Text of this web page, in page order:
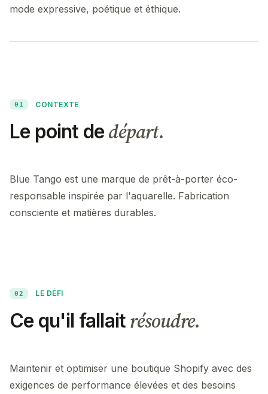
mode expressive, poétique et éthique.
01 CONTEXTE
Le point dedépart.
Blue Tango est une marque de prêt-à-porter éco-
responsable inspirée par l'aquarelle. Fabrication
consciente et matières durables.
02 LE DÉFI
Ce qu'il fallait résoudre.
Maintenir et optimiser une boutique Shopify avec des
exigences de performance élevées et des besoins